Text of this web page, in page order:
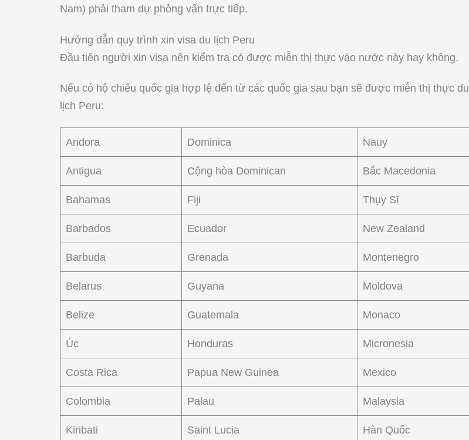
Nam) phải tham dự phỏng vấn trực tiếp.
Hướng dẫn quy trình xin visa du lịch Peru
Đầu tiên người xin visa nên kiểm tra có được miễn thị thực vào nước này hay không.
Nếu có hộ chiếu quốc gia hợp lệ đến từ các quốc gia sau bạn sẽ được miễn thị thực du
lịch Peru:
Andora Dominica Nauy
Antigua Cộng hòa Dominican Bắc Macedonia
Bahamas Fiji Thụy Sĩ
Barbados Ecuador New Zealand
Barbuda Grenada Montenegro
Belarus Guyana Moldova
Belize Guatemala Monaco
Úc Honduras Micronesia
Costa Rica Papua New Guinea Mexico
Colombia Palau Malaysia
Kiribati Saint Lucia Hàn Quốc